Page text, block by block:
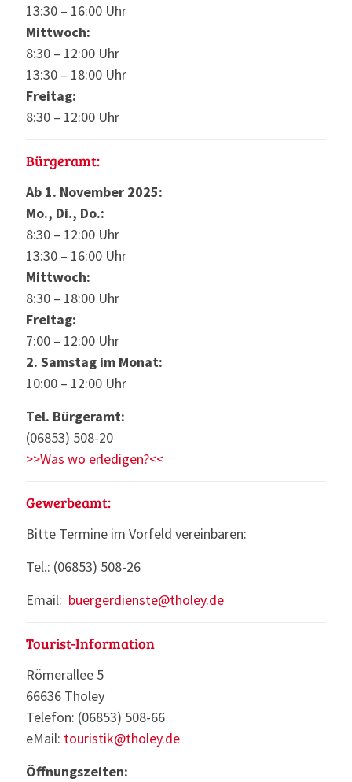
13:30 – 16:00 Uhr
Mittwoch:
8:30 – 12:00 Uhr
13:30 – 18:00 Uhr
Freitag:
8:30 – 12:00 Uhr
Bürgeramt:
Ab 1. November 2025:
Mo., Di., Do.:
8:30 – 12:00 Uhr
13:30 – 16:00 Uhr
Mittwoch:
8:30 – 18:00 Uhr
Freitag:
7:00 – 12:00 Uhr
2. Samstag im Monat:
10:00 – 12:00 Uhr
Tel. Bürgeramt:
(06853) 508-20
>>Was wo erledigen?<<
Gewerbeamt:
Bitte Termine im Vorfeld vereinbaren:
Tel.: (06853) 508-26
Email: buergerdienste@tholey.de
Tourist-Information
Römerallee 5
66636 Tholey
Telefon: (06853) 508-66
eMail: touristik@tholey.de
Öffnungszeiten: